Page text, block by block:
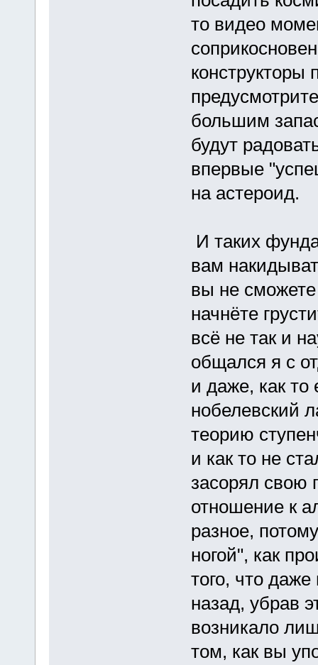
то видео
конструкторы
большим
будут
впервые
на астероид.
И таких
вам
вы не сможете
начнёте
всё не так и
общался я с
и даже, как то
нобелевский
теорию
и как то не
засорял свою
отношение к
разное,
ногой", как
того, что
назад, убрав
возникало
том, как вы